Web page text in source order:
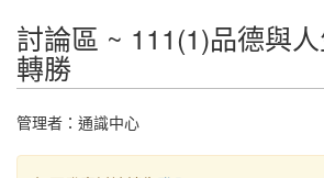
討論區 ~ 111(1)品德與
轉勝
管理者：通識中心